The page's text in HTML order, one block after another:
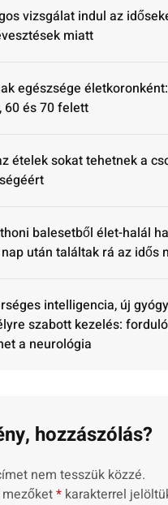
vizsgálat indul az
miatt
egészsége
60 és 70 felett
ételek sokat tehetnek a
balesetből élet-halál
után találtak rá az idős
intelligencia, új
szabott kezelés:
a neurológia
hozzászólás?
nem tesszük közzé.
* karakterrel